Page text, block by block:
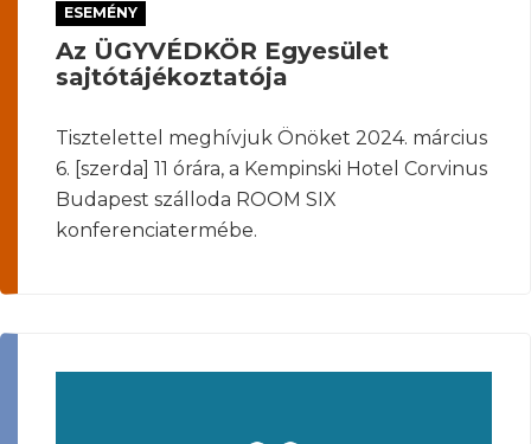
ESEMÉNY
Az ÜGYVÉDKÖR Egyesület
sajtótájékoztatója
Tisztelettel meghívjuk Önöket 2024. március
6. [szerda] 11 órára, a Kempinski Hotel Corvinus
Budapest szálloda ROOM SIX
konferenciatermébe.